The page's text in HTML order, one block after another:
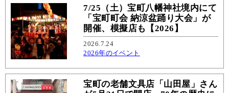
7/25（土）宝町八幡神社境内にて
「宝町町会 納涼盆踊り大会」が
開催、模擬店も【2026】
2026.7.24
2026年のイベント
宝町の老舗文具店「山田屋」さん